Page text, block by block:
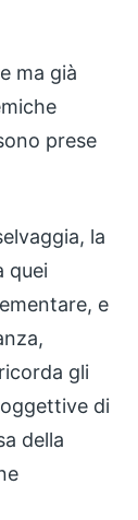
ma già
prese
la
quei
e
gli
di
della